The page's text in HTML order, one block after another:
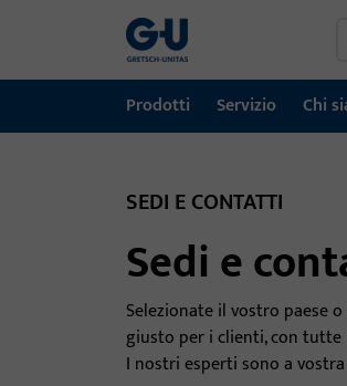
Prodotti
Tecnologia delle porte
Sistemi di ingresso
Materiale di montaggio
Servizio Chi
SEDI E CONTATTI
Sedi e
Selezionate il vostro paese
giusto per i clienti, con
I nostri esperti sono a